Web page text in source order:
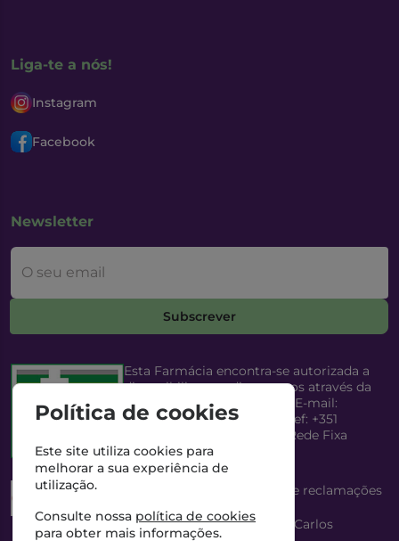
Liga-te a nós!
Instagram
Facebook
Newsletter
O seu email
Subscrever
Esta Farmácia encontra-se autorizada a
disponibilizar medicamentos através da
Internet, pelo Infarmed, I.P. E-mail:
infarmed@infarmed.pt
| Telef: +351
217987100 (Chamada para Rede Fixa
Nacional)
Esta Farmácia dispõe de livro de reclamações
Director Técnico e Proprietário: António Carlos
Política de cookies
Este site utiliza cookies para
melhorar a sua experiência de
utilização.
Consulte nossa política de cookies
para obter mais informações.